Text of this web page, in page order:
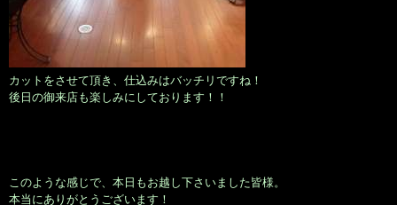
カットをさせて頂き、仕込みはバッチリですね！
後日の御来店も楽しみにしております！！
このような感じで、本日もお越し下さいました皆様。
本当にありがとうございます！